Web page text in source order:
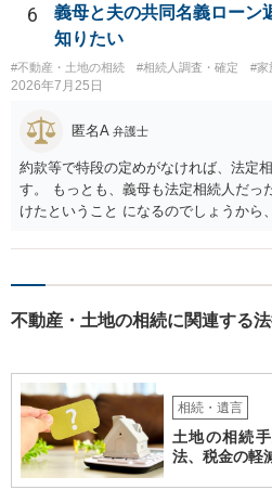
相続権がある可能性があります。
6
義母と夫の共同名義ローン
知りたい
#不動産・土地の相続 #相続人調査・確定 #家
2026年7月25日
匿名A 弁護士
約款等で特段の定めがなければ、法定
す。 もっとも、義母も法定相続人だっ
けたということ になるのでしょうから
不動産・土地の相続に関連する
相続・遺言
土地の相続
法、税金の軽